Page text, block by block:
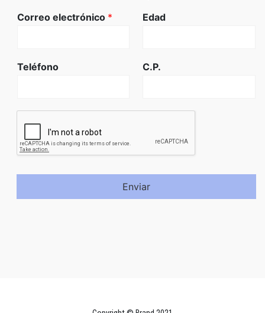
Correo electrónico * Edad
Teléfono C.P.
Enviar